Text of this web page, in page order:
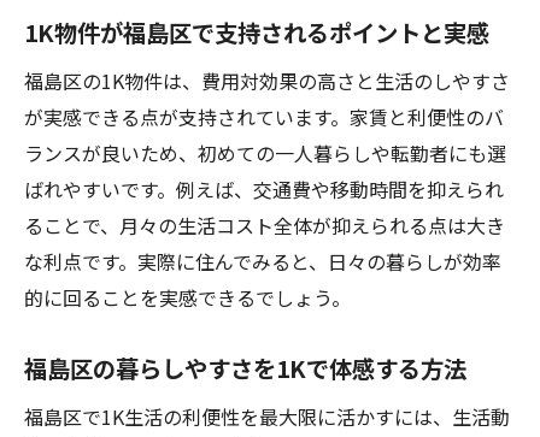
ント
生活動線を考えた1K間取りの選択術
初めてでも安心な1Kの選び方を徹底解説
費用対効果で選ぶ福島区1Kの新常識
福島区の1Kを費用対効果で比較検討する方
法
コストと利便性を両立する1Kの見極め方
福島区1Kで注目したいコスパ重視の要素
費用対効果を最大化する1Kのポイント紹介
1K物件が福島区で支持されるポイントと実感
福島区の1K物件は、費用対効果の高さと生活のしやすさ
が実感できる点が支持されています。家賃と利便性のバ
ランスが良いため、初めての一人暮らしや転勤者にも選
ばれやすいです。例えば、交通費や移動時間を抑えられ
ることで、月々の生活コスト全体が抑えられる点は大き
な利点です。実際に住んでみると、日々の暮らしが効率
的に回ることを実感できるでしょう。
福島区の暮らしやすさを1Kで体感する方法
福島区で1K生活の利便性を最大限に活かすには、生活動